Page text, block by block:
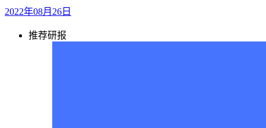
2022年08月26日
推荐研报